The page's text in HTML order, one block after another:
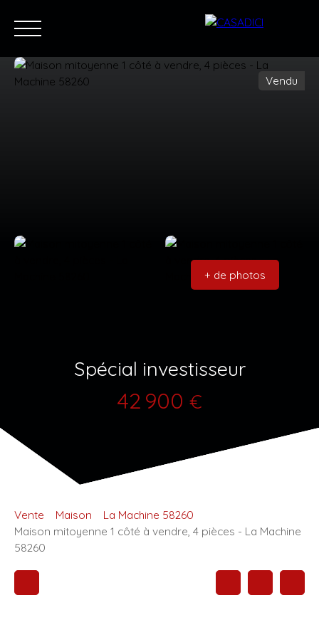
Vendu
+ de photos
Spécial investisseur
42 900 €
Vente Maison
La Machine 58260
Maison mitoyenne 1 côté à vendre, 4 pièces - La Machine
58260